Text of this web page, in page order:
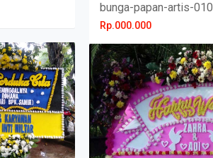
bunga-papan-artis-010
Rp.000.000